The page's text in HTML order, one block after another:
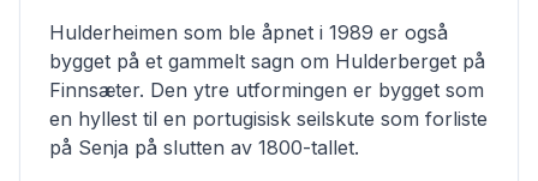
Hulderheimen som ble åpnet i 1989 er også
bygget på et gammelt sagn om Hulderberget på
Finnsæter. Den ytre utformingen er bygget som
en hyllest til en portugisisk seilskute som forliste
på Senja på slutten av 1800-tallet.